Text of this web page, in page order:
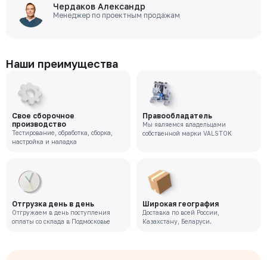
Чердаков Александр
Менеджер по проектным продажам
Наши преимущества
Свое сборочное
производство
Тестирование, обработка, сборка,
настройка и наладка
Правообладатель
Мы являемся владельцами
собственной марки VALSTOK
Отгрузка день в день
Отгружаем в день поступления
оплаты со склада в Подмосковье
Широкая география
Доставка по всей России,
Казахстану, Беларуси.